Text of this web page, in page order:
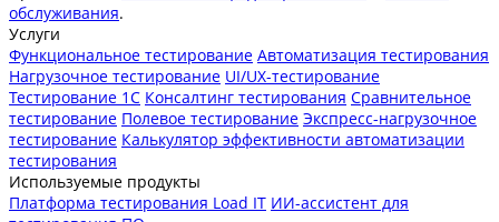
обслуживания.
Услуги
Функциональное тестирование Автоматизация тестирования
Нагрузочное тестирование UI/UX-тестирование
Тестирование 1С Консалтинг тестирования Сравнительное
тестирование Полевое тестирование Экспресс-нагрузочное
тестирование Калькулятор эффективности автоматизации
тестирования
Используемые продукты
Платформа тестирования Load IT ИИ-ассистент для